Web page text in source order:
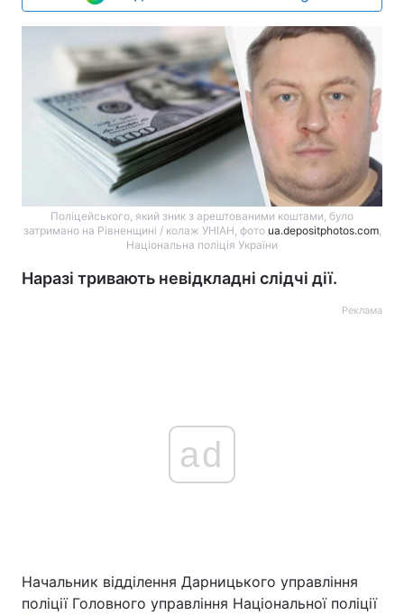
Поліцейського, який зник з арештованими коштами, було
затримано на Рівненщині / колаж УНІАН, фото ua.depositphotos.com,
Національна поліція України
Наразі тривають невідкладні слідчі дії.
Реклама
ad
Начальник відділення Дарницького управління
поліції Головного управління Національної поліції